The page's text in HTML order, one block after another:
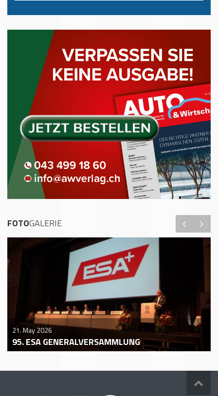
FOTOGALERIE
21. May 2026
95. ESA GENERALVERSAMMLUNG